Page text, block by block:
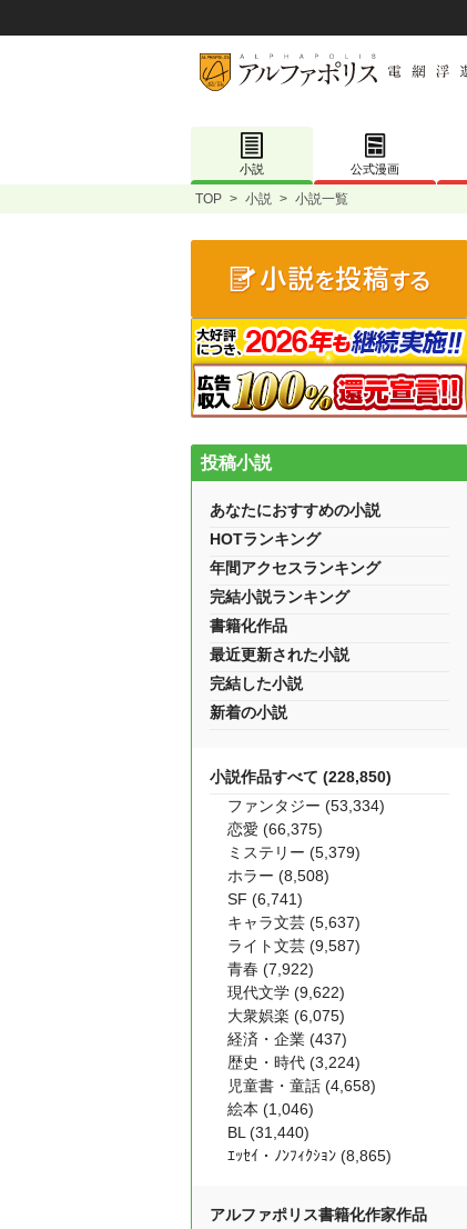
小説 公式漫画
TOP > 小説 > 小説一覧
投稿小説
あなたにおすすめの小説
HOTランキング
年間アクセスランキング
完結小説ランキング
書籍化作品
最近更新された小説
完結した小説
新着の小説
小説作品すべて (228,850)
ファンタジー (53,334)
恋愛 (66,375)
ミステリー (5,379)
ホラー (8,508)
SF (6,741)
キャラ文芸 (5,637)
ライト文芸 (9,587)
青春 (7,922)
現代文学 (9,622)
大衆娯楽 (6,075)
経済・企業 (437)
歴史・時代 (3,224)
児童書・童話 (4,658)
絵本 (1,046)
BL (31,440)
ｴｯｾｲ・ﾉﾝﾌｨｸｼｮﾝ (8,865)
アルファポリス書籍化作家作品